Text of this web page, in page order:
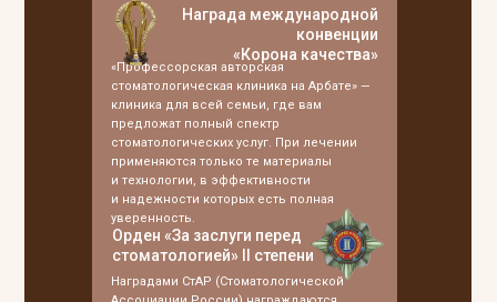
«Профессорская авторская
стоматологическая клиника на Арбате» —
клиника для всей семьи, где вам
предложат полный спектр
стоматологических услуг. При лечении
применяются только те материалы
и технологии, в эффективности
и надежности которых есть полная
уверенность.
Награда международной
конвенции
«Корона качества»
Орден «За заслуги перед
стоматологией» II степени
Наградами СтАР (Стоматологической